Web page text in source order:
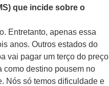
que incide sobre o
Entretanto, apenas essa
anos. Outros estados do
vai pagar um terço do preço
como destino pousem no
Nós só temos dificuldade e